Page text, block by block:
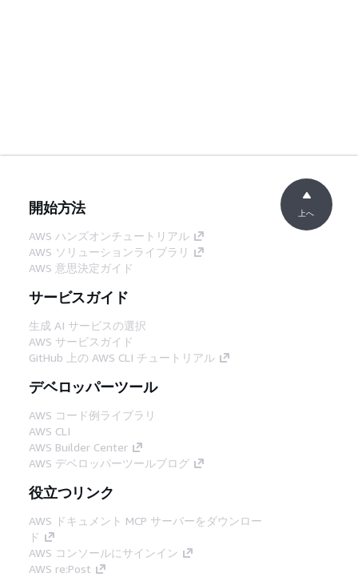
開始方法
AWS ハンズオンチュートリアル
AWS ソリューションライブラリ
AWS 意思決定ガイド
サービスガイド
生成 AI サービスの選択
AWS サービスガイド
GitHub 上の AWS CLI チュートリアル
デベロッパーツール
AWS コード例ライブラリ
AWS CLI
AWS Builder Center
AWS デベロッパーツールブログ
役立つリンク
AWS ドキュメント MCP サーバーをダウンロー
ド
AWS コンソールにサインイン
AWS re:Post
上へ